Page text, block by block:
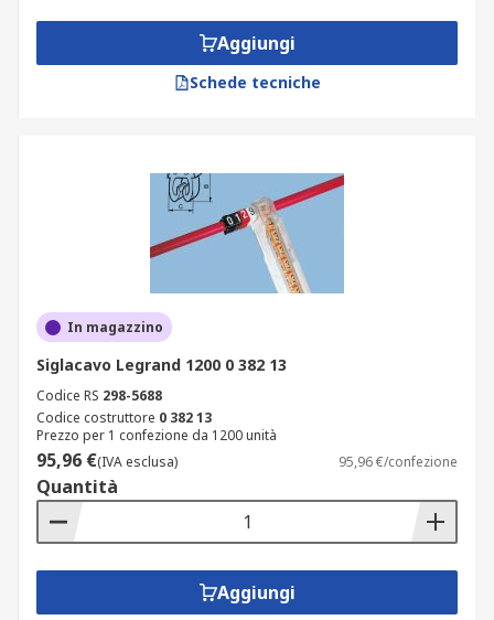
Aggiungi
Schede tecniche
In magazzino
Siglacavo Legrand 1200 0 382 13
Codice RS 298-5688
Codice costruttore 0 382 13
Prezzo per 1 confezione da 1200 unità
95,96 €(IVA esclusa) 95,96 €/confezione
Quantità
Aggiungi